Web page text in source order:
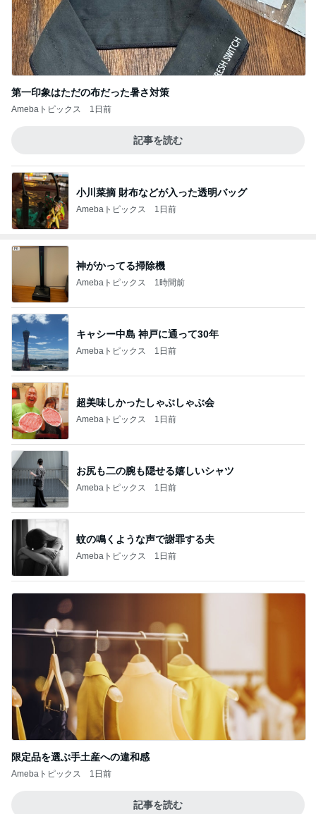
第一印象はただの布だった暑さ対策
Amebaトピックス 1日前
記事を読む
小川菜摘 財布などが入った透明バッグ
Amebaトピックス 1日前
神がかってる掃除機
Amebaトピックス 1時間前
キャシー中島 神戸に通って30年
Amebaトピックス 1日前
超美味しかったしゃぶしゃぶ会
Amebaトピックス 1日前
お尻も二の腕も隠せる嬉しいシャツ
Amebaトピックス 1日前
蚊の鳴くような声で謝罪する夫
Amebaトピックス 1日前
限定品を選ぶ手土産への違和感
Amebaトピックス 1日前
記事を読む